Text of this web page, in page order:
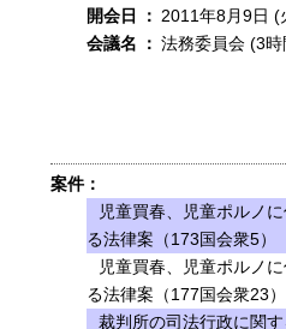
開会日 ： 2011年8月9日 (
会議名
： 法務委員会 (3
案件：
児童買春、児童ポルノ
る法律案（173国会衆5）
児童買春、児童ポルノ
る法律案（177国会衆23）
裁判所の司法行政に関